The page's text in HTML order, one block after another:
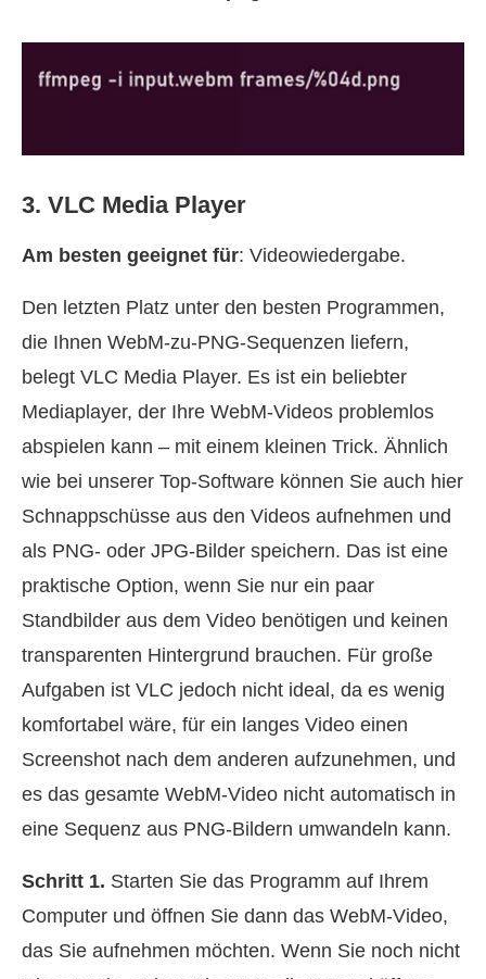
3. VLC Media Player
Am besten geeignet für: Videowiedergabe.
Den letzten Platz unter den besten Programmen,
die Ihnen WebM‑zu‑PNG‑Sequenzen liefern,
belegt VLC Media Player. Es ist ein beliebter
Mediaplayer, der Ihre WebM‑Videos problemlos
abspielen kann – mit einem kleinen Trick. Ähnlich
wie bei unserer Top‑Software können Sie auch hier
Schnappschüsse aus den Videos aufnehmen und
als PNG‑ oder JPG‑Bilder speichern. Das ist eine
praktische Option, wenn Sie nur ein paar
Standbilder aus dem Video benötigen und keinen
transparenten Hintergrund brauchen. Für große
Aufgaben ist VLC jedoch nicht ideal, da es wenig
komfortabel wäre, für ein langes Video einen
Screenshot nach dem anderen aufzunehmen, und
es das gesamte WebM‑Video nicht automatisch in
eine Sequenz aus PNG‑Bildern umwandeln kann.
Schritt 1. Starten Sie das Programm auf Ihrem
Computer und öffnen Sie dann das WebM‑Video,
das Sie aufnehmen möchten. Wenn Sie noch nicht